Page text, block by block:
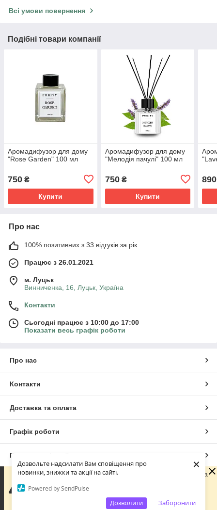
Дозвольте надсилати Вам сповіщення про
новинки, знижки та акції на сайті.
Powered by SendPulse
Заборонити
Дозволити
×
Всі умови повернення
Подібні товари компанії
Аромадифузор для дому
"Rose Garden" 100 мл
750 ₴
Купити
Аромадифузор для дому
"Мелодія пачулі" 100 мл
750₴
Купити
890
Про нас
100% позитивних з 33 відгуків за рік
Працює з 26.01.2021
м. Луцьк
Винниченка, 16, Луцьк, Україна
Контакти
Сьогодні працює з 10:00 до 17:00
Показати весь графік роботи
Про нас
Контакти
Доставка та оплата
Графік роботи
Повна версія сайту
Шановні покупці! З 29 липня по 18 серпня наша команда
замовлення у звичайному режимі. Усі замовлення та
звернення будуть оброблені починаючи з 18 серпня.
Дякуємо за розуміння! 💚 Мирного неба!